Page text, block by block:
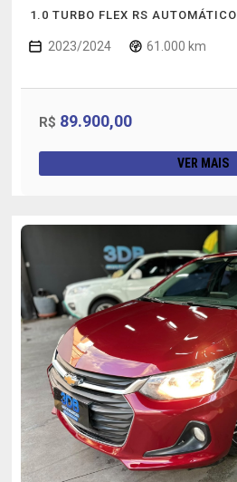
1.0 TURBO FLEX RS AUTOMÁTICO
2023/2024 61.000 km
R$ 89.900,00
VER MAIS